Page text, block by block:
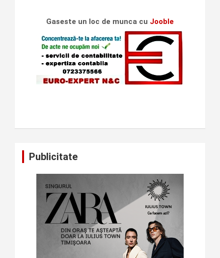
Gaseste un loc de munca cu Jooble
Publicitate